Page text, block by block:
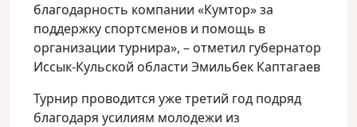
благодарность компании «Кумтор» за
поддержку спортсменов и помощь в
организации турнира», – отметил губернатор
Иссык-Кульской области Эмильбек Каптагаев
Турнир проводится уже третий год подряд
благодаря усилиям молодежи из